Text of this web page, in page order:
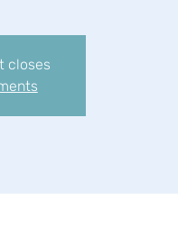
closes